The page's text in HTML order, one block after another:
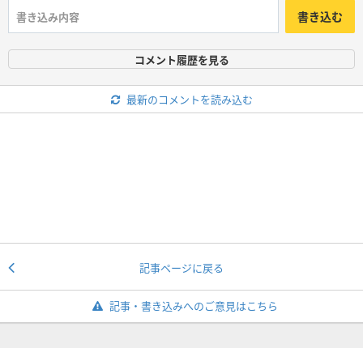
書き込む
コメント履歴を見る
最新のコメントを読み込む
記事ページに戻る
記事・書き込みへのご意見はこちら